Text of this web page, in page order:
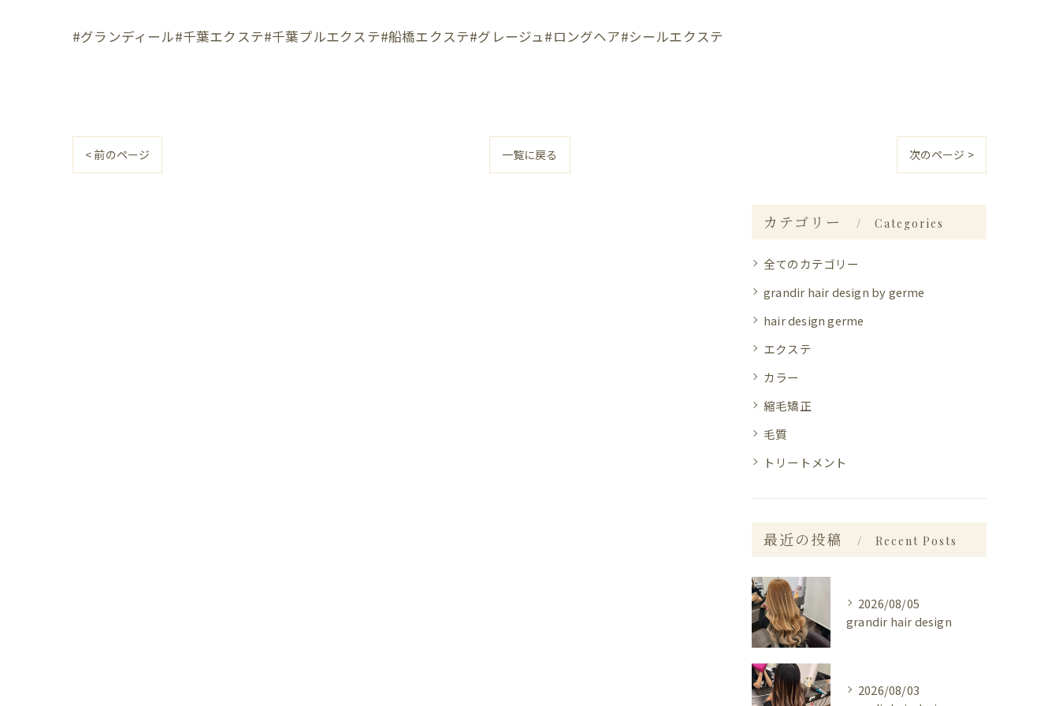
#グランディール#千葉エクステ#千葉プルエクステ#船橋エクステ#グレージュ#ロングヘア#シールエクステ
< 前のページ 一覧に戻る 次のページ >
カテゴリー Categories
全てのカテゴリー
grandir hair design by germe
hair design germe
エクステ
カラー
縮毛矯正
毛質
トリートメント
最近の投稿 Recent Posts
2026/08/05
grandir hair design
2026/08/03